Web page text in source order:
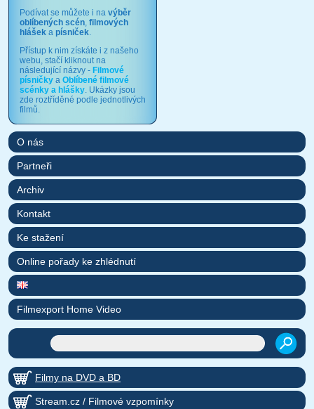
Podívat se můžete i na výběr
oblíbených scén, filmových
hlášek a písniček.
Přístup k nim získáte i z našeho
webu, stačí kliknout na
následující názvy - Filmové
písničky a Oblíbené filmové
scénky a hlášky. Ukázky jsou
zde roztříděné podle jednotlivých
filmů.
O nás
Partneři
Archiv
Kontakt
Ke stažení
Online pořady ke zhlédnutí
Filmexport Home Video
Filmy na DVD a BD
Stream.cz / Filmové vzpomínky